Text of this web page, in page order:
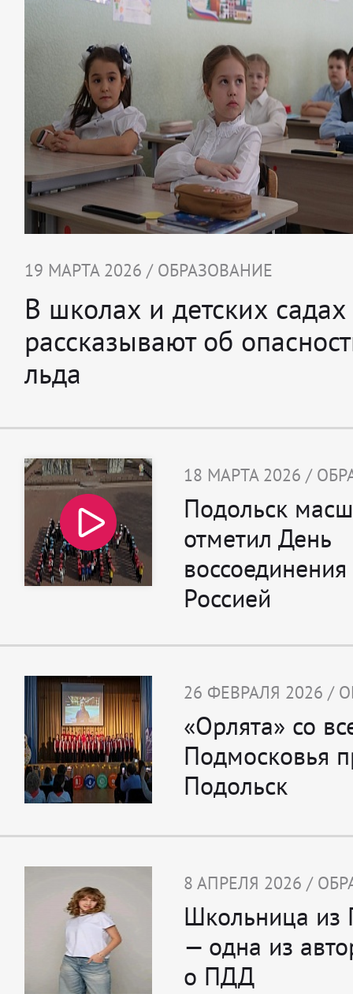
19 МАРТА 2026 / ОБРАЗОВАНИЕ
В школах и детских
рассказывают об
льда
18 МАРТА 2026 /
Подольск
отметил День
Россией
26 ФЕВРАЛЯ 2026 /
«Орлята» со
Подмосковья
Подольск
8 АПРЕЛЯ 2026 /
Школьница из
— одна из
о ПДД